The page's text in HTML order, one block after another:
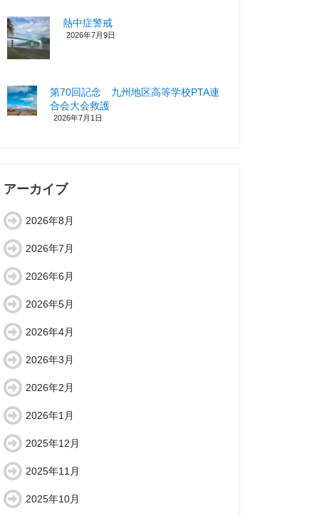
熱中症警戒
2026年7月9日
第70回記念 九州地区高等学校PTA連
合会大会救護
2026年7月1日
アーカイブ
2026年8月
2026年7月
2026年6月
2026年5月
2026年4月
2026年3月
2026年2月
2026年1月
2025年12月
2025年11月
2025年10月